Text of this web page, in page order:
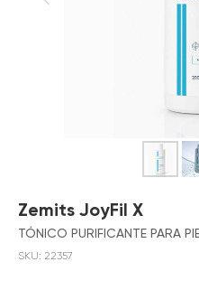
Zemits JoyFil X
TÓNICO PURIFICANTE PARA
SKU: 22357